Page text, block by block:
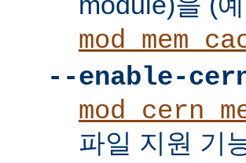
--enable-
파일 지원 기